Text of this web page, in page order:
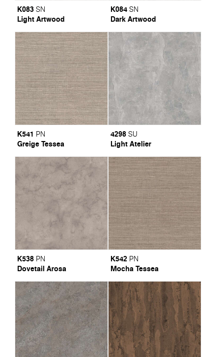
K083 SN
Light Artwood
K084 SN
Dark Artwood
K541 PN
Greige Tessea
4298 SU
Light Atelier
K538 PN
Dovetail Arosa
K542 PN
Mocha Tessea